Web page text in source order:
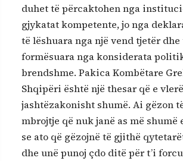
duhet të përcaktohen nga
gjykatat kompetente, jo nga
të lëshuara nga një vend tjetër dhe
formësuara nga konsiderata
brendshme. Pakica Kombëtare
Shqipëri është një thesar që e
jashtëzakonisht shumë. Ai gëzon
mbrojtje që nuk janë as më shumë
se ato që gëzojnë të gjithë
dhe unë punoj çdo ditë për t’i